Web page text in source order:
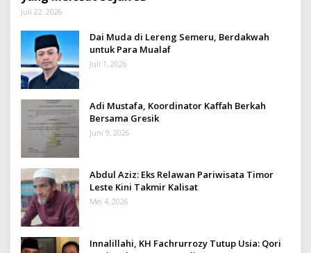
Juli 22, 2026
Dai Muda di Lereng Semeru, Berdakwah
untuk Para Mualaf
Juli 1, 2026
Adi Mustafa, Koordinator Kaffah Berkah
Bersama Gresik
Juni 9, 2026
Abdul Aziz: Eks Relawan Pariwisata Timor
Leste Kini Takmir Kalisat
Mei 4, 2026
Innalillahi, KH Fachrurrozy Tutup Usia: Qori